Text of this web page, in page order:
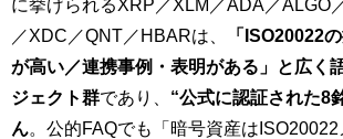
に挙げられるXRP／XLM／ADA／ALGO
／XDC／QNT／HBARは、
「ISO20022
が高い／連携事例・表明がある」と広く
ジェクト群であり、 “公式に認証された8
ん。公的FAQでも「暗号資産は